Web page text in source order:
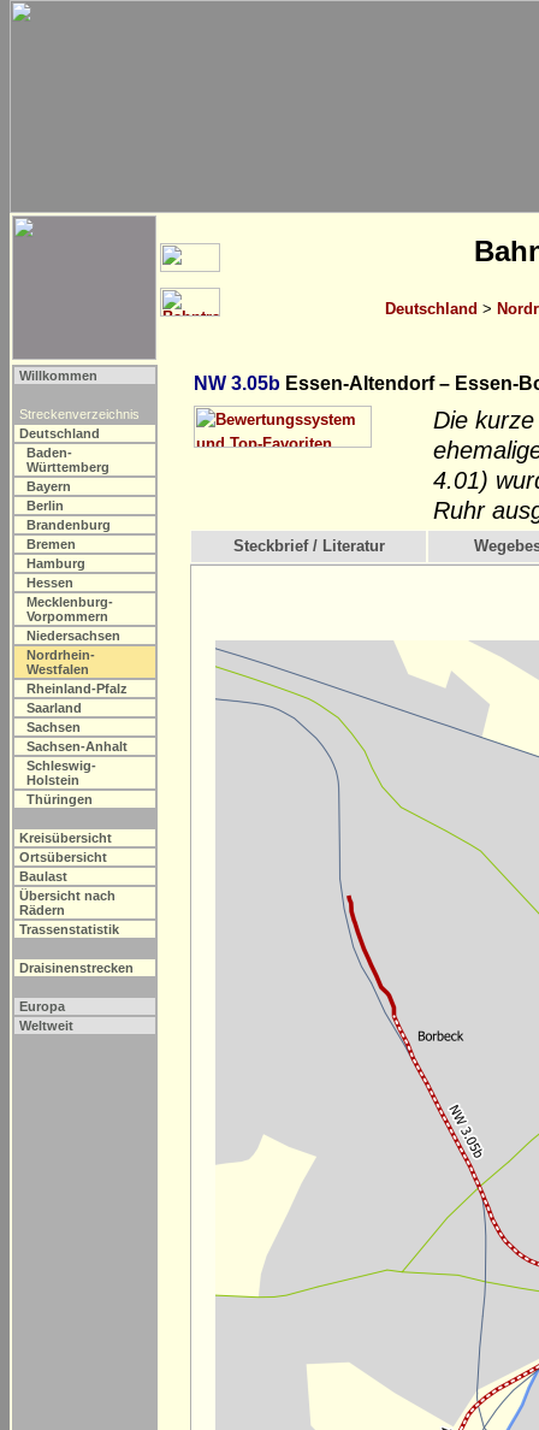
Deutschland >
Willkommen
Streckenverzeichnis
Deutschland
Baden-
Württemberg
Bayern
Berlin
Brandenburg
Bremen
Hamburg
Hessen
Mecklenburg-
Vorpommern
Niedersachsen
Nordrhein-
Westfalen
Rheinland-Pfalz
Saarland
Sachsen
Sachsen-Anhalt
Schleswig-
Holstein
Thüringen
Kreisübersicht
Ortsübersicht
Baulast
Übersicht nach
Rädern
Trassenstatistik
Draisinenstrecken
Europa
Weltweit
NW 3.05b Essen-Altendorf – Essen-
Die
4.01)
Ruhr
Steckbrief / Literatur